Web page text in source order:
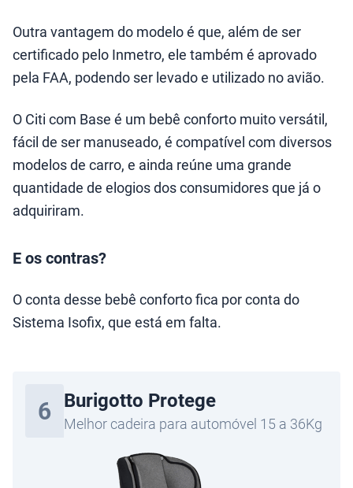
Outra vantagem do modelo é que, além de ser
certificado pelo Inmetro, ele também é aprovado
pela FAA, podendo ser levado e utilizado no avião.
O Citi com Base é um bebê conforto muito versátil,
fácil de ser manuseado, é compatível com diversos
modelos de carro, e ainda reúne uma grande
quantidade de elogios dos consumidores que já o
adquiriram.
E os contras?
O conta desse bebê conforto fica por conta do
Sistema Isofix, que está em falta.
6 Burigotto Protege
Melhor cadeira para automóvel 15 a 36Kg